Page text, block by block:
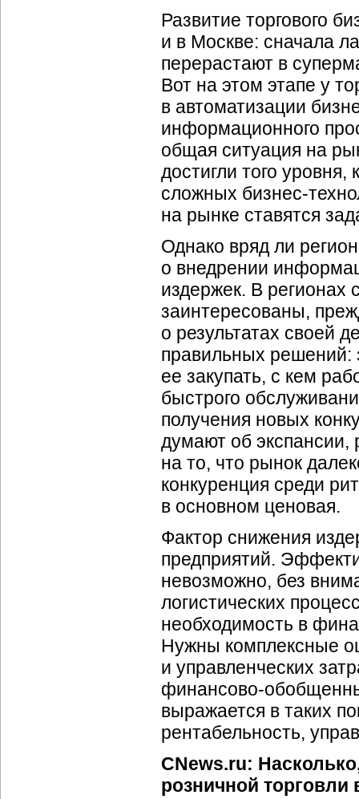
Развитие торгового
и в Москве: сначала
перерастают в
Вот на этом этапе у
в автоматизации
информационного
общая ситуация на
достигли того
сложных бизнес-
на рынке ставятся
Однако вряд ли
о внедрении
издержек. В регионах
заинтересованы,
о результатах своей
правильных решений:
ее закупать, с кем
быстрого
получения новых
думают об
на то, что рынок
конкуренция среди
в основном ценовая.
Фактор снижения
предприятий.
невозможно, без
логистических
необходимость в
Нужны комплексные
и управленческих
финансово-
выражается в таких
рентабельность,
CNews.ru:
розничной